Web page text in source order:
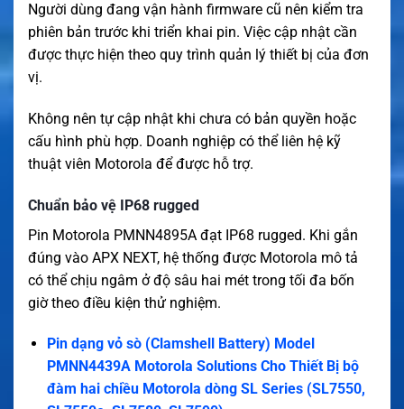
Người dùng đang vận hành firmware cũ nên kiểm tra
phiên bản trước khi triển khai pin. Việc cập nhật cần
được thực hiện theo quy trình quản lý thiết bị của đơn
vị.
Không nên tự cập nhật khi chưa có bản quyền hoặc
cấu hình phù hợp. Doanh nghiệp có thể liên hệ kỹ
thuật viên Motorola để được hỗ trợ.
Chuẩn bảo vệ IP68 rugged
Pin Motorola PMNN4895A đạt IP68 rugged. Khi gắn
đúng vào APX NEXT, hệ thống được Motorola mô tả
có thể chịu ngâm ở độ sâu hai mét trong tối đa bốn
giờ theo điều kiện thử nghiệm.
Pin dạng vỏ sò (Clamshell Battery) Model
PMNN4439A Motorola Solutions Cho Thiết Bị bộ
đàm hai chiều Motorola dòng SL Series (SL7550,